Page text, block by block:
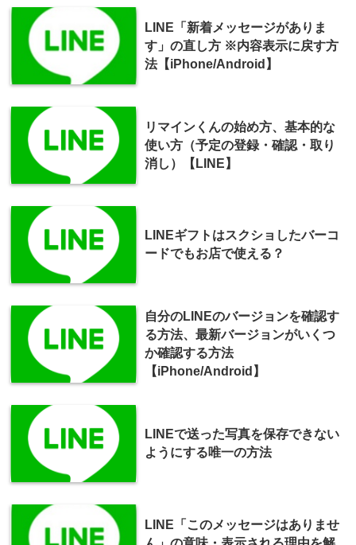
LINE「新着メッセージがありま
す」の直し方 ※内容表示に戻す方
法【iPhone/Android】
リマインくんの始め方、基本的な
使い方（予定の登録・確認・取り
消し）【LINE】
LINEギフトはスクショしたバーコ
ードでもお店で使える？
自分のLINEのバージョンを確認す
る方法、最新バージョンがいくつ
か確認する方法
【iPhone/Android】
LINEで送った写真を保存できない
ようにする唯一の方法
LINE「このメッセージはありませ